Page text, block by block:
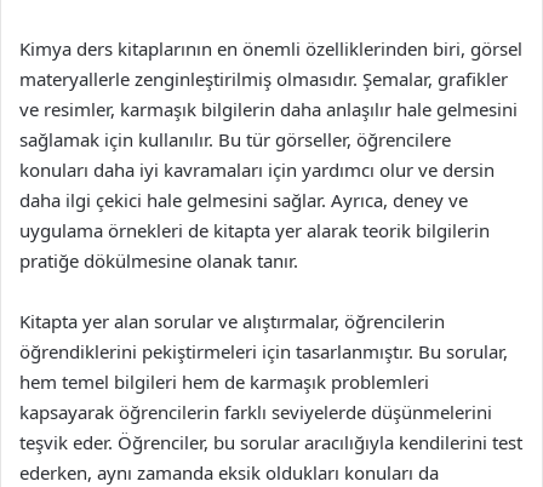
Kimya ders kitaplarının en önemli özelliklerinden biri, görsel
materyallerle zenginleştirilmiş olmasıdır. Şemalar, grafikler
ve resimler, karmaşık bilgilerin daha anlaşılır hale gelmesini
sağlamak için kullanılır. Bu tür görseller, öğrencilere
konuları daha iyi kavramaları için yardımcı olur ve dersin
daha ilgi çekici hale gelmesini sağlar. Ayrıca, deney ve
uygulama örnekleri de kitapta yer alarak teorik bilgilerin
pratiğe dökülmesine olanak tanır.
Kitapta yer alan sorular ve alıştırmalar, öğrencilerin
öğrendiklerini pekiştirmeleri için tasarlanmıştır. Bu sorular,
hem temel bilgileri hem de karmaşık problemleri
kapsayarak öğrencilerin farklı seviyelerde düşünmelerini
teşvik eder. Öğrenciler, bu sorular aracılığıyla kendilerini test
ederken, aynı zamanda eksik oldukları konuları da